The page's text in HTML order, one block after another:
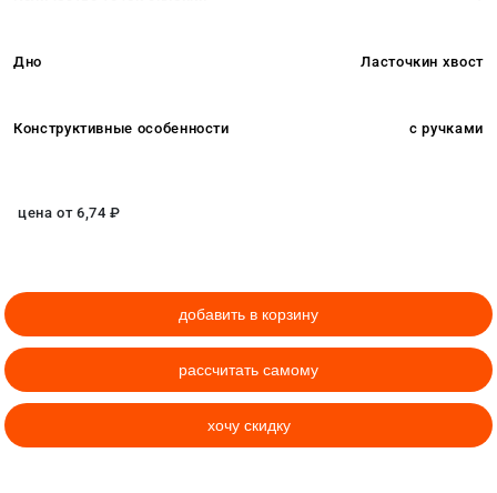
Дно Ласточкин хвост
Конструктивные особенности с ручками
цена от6,74 ₽
добавить в корзину
рассчитать самому
хочу скидку